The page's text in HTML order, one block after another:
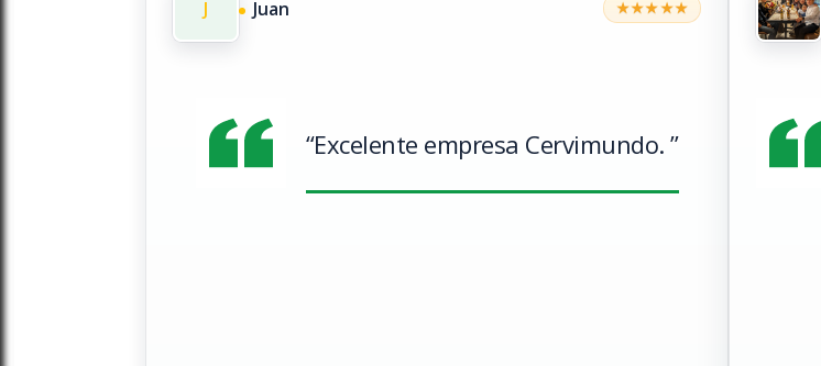
J Juan ★★★★★
“Excelente empresa Cervimundo. ”